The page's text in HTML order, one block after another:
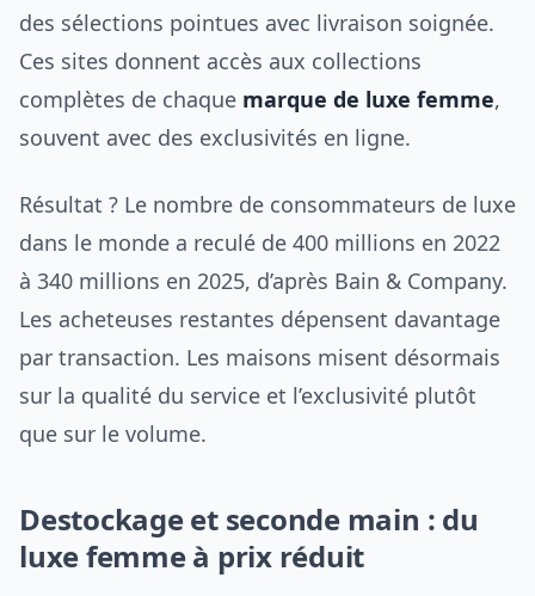
des sélections pointues avec livraison soignée.
Ces sites donnent accès aux collections
complètes de chaque marque de luxe femme,
souvent avec des exclusivités en ligne.
Résultat ? Le nombre de consommateurs de luxe
dans le monde a reculé de 400 millions en 2022
à 340 millions en 2025, d’après Bain & Company.
Les acheteuses restantes dépensent davantage
par transaction. Les maisons misent désormais
sur la qualité du service et l’exclusivité plutôt
que sur le volume.
Destockage et seconde main : du
luxe femme à prix réduit